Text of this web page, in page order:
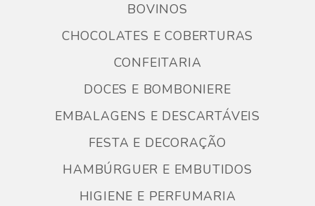
BOVINOS
CHOCOLATES E COBERTURAS
CONFEITARIA
DOCES E BOMBONIERE
EMBALAGENS E DESCARTÁVEIS
FESTA E DECORAÇÃO
HAMBÚRGUER E EMBUTIDOS
HIGIENE E PERFUMARIA